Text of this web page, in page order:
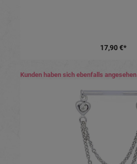
17,90 €*
Produktgalerie überspringen
Kunden haben sich ebenfalls angesehen